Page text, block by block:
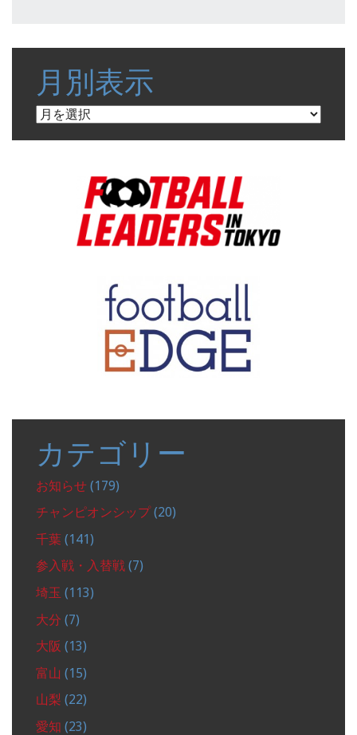
月別表示
月
カテゴリー
お知らせ (179)
チャンピオンシップ(20)
千葉 (141)
参入戦・入替戦 (7)
埼玉 (113)
大分 (7)
大阪 (13)
富山 (15)
山梨 (22)
愛知 (23)